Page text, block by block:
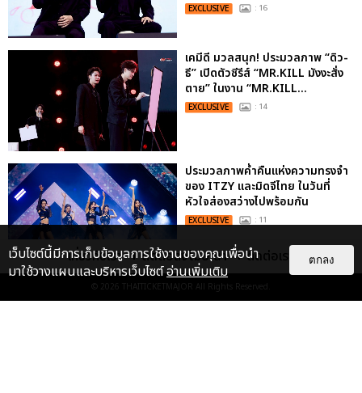
EXCLUSIVE : 16
เคมีดี มวลสนุก! ประมวลภาพ “ดิว-
ธี” เปิดตัวซีรีส์ “MR.KILL มังงะสั่ง
ตาย” ในงาน “MR.KILL...
EXCLUSIVE : 14
ประมวลภาพค่ำคืนแห่งความทรงจำ
ของ ITZY และมิดจีไทย ในวันที่
หัวใจส่องสว่างไปพร้อมกัน
EXCLUSIVE : 11
เกี่ยวกับเรา ติดต่อลงโฆษณา ติดต่อเรา
© 2026 THAITICKETMAJOR All Rights Reserved.
เว็บไซต์นี้มีการเก็บข้อมูลการใช้งานของคุณเพื่อนำ
มาใช้วางแผนและบริหารเว็บไซต์อ่านเพิ่มเติม
ตกลง